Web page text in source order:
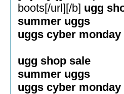
boots[/url][/b] ugg
summer uggs
uggs cyber monday
ugg shop sale
summer uggs
uggs cyber monday